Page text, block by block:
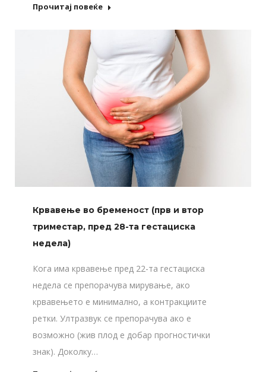
Прочитај повеќе
Крвавење во бременост (прв и втор
триместар, пред 28-та гестациска
недела)
Кога има крвавење пред 22-та гестациска
недела се препорачува мирување, ако
крвавењето е минимално, а контракциите
ретки. Ултразвук се препорачува ако е
возможно (жив плод е добар прогностички
знак). Доколку…